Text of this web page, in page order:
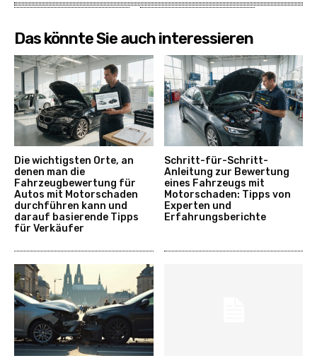
Das könnte Sie auch interessieren
Die wichtigsten Orte, an
denen man die
Fahrzeugbewertung für
Autos mit Motorschaden
durchführen kann und
darauf basierende Tipps
für Verkäufer
Schritt-für-Schritt-
Anleitung zur Bewertung
eines Fahrzeugs mit
Motorschaden: Tipps von
Experten und
Erfahrungsberichte